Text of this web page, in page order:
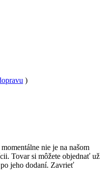
)
nie je na našom
Tovar si môžete objednať už
jeho dodaní. Zavrieť